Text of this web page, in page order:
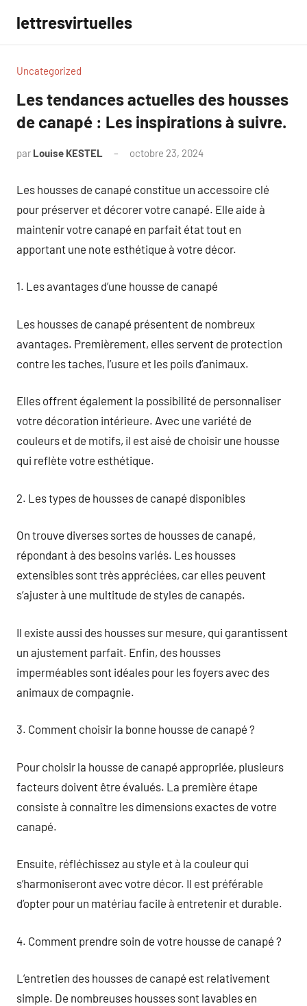
contenu
lettresvirtuelles
Uncategorized
Les tendances actuelles des housses
de canapé : Les inspirations à suivre.
par Louise KESTEL octobre 23, 2024
Les housses de canapé constitue un accessoire clé
pour préserver et décorer votre canapé. Elle aide à
maintenir votre canapé en parfait état tout en
apportant une note esthétique à votre décor.
1. Les avantages d’une housse de canapé
Les housses de canapé présentent de nombreux
avantages. Premièrement, elles servent de protection
contre les taches, l’usure et les poils d’animaux.
Elles offrent également la possibilité de personnaliser
votre décoration intérieure. Avec une variété de
couleurs et de motifs, il est aisé de choisir une housse
qui reflète votre esthétique.
2. Les types de housses de canapé disponibles
On trouve diverses sortes de housses de canapé,
répondant à des besoins variés. Les housses
extensibles sont très appréciées, car elles peuvent
s’ajuster à une multitude de styles de canapés.
Il existe aussi des housses sur mesure, qui garantissent
un ajustement parfait. Enfin, des housses
imperméables sont idéales pour les foyers avec des
animaux de compagnie.
3. Comment choisir la bonne housse de canapé ?
Pour choisir la housse de canapé appropriée, plusieurs
facteurs doivent être évalués. La première étape
consiste à connaître les dimensions exactes de votre
canapé.
Ensuite, réfléchissez au style et à la couleur qui
s’harmoniseront avec votre décor. Il est préférable
d’opter pour un matériau facile à entretenir et durable.
4. Comment prendre soin de votre housse de canapé ?
L’entretien des housses de canapé est relativement
simple. De nombreuses housses sont lavables en